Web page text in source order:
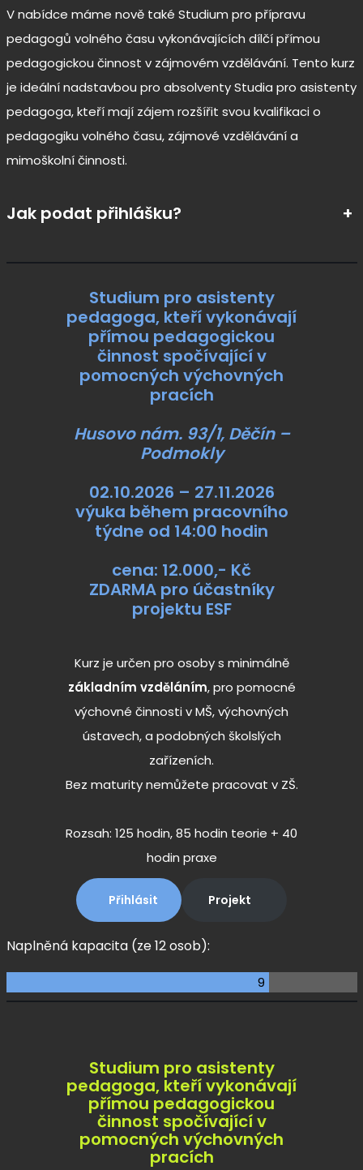
V nabídce máme nově také Studium pro přípravu
pedagogů volného času vykonávajících dílčí přímou
pedagogickou činnost v zájmovém vzdělávání. Tento kurz
je ideální nadstavbou pro absolventy Studia pro asistenty
pedagoga, kteří mají zájem rozšířit svou kvalifikaci o
pedagogiku volného času, zájmové vzdělávání a
mimoškolní činnosti.
Jak podat přihlášku? +
Studium pro asistenty
pedagoga, kteří vykonávají
přímou pedagogickou
činnost spočívající v
pomocných výchovných
pracích
Husovo nám. 93/1, Děčín –
Podmokly
02.10.2026 – 27.11.2026
výuka během pracovního
týdne od 14:00 hodin
cena: 12.000,- Kč
ZDARMA pro účastníky
projektu ESF
Kurz je určen pro osoby s minimálně
základním vzděláním, pro pomocné
výchovné činnosti v MŠ, výchovných
ústavech, a podobných školslých
zařízeních.
Bez maturity nemůžete pracovat v ZŠ.
Rozsah: 125 hodin, 85 hodin teorie + 40
hodin praxe
Přihlásit Projekt
9
Naplněná kapacita (ze 12 osob):
Studium pro asistenty
pedagoga, kteří vykonávají
přímou pedagogickou
činnost spočívající v
pomocných výchovných
pracích